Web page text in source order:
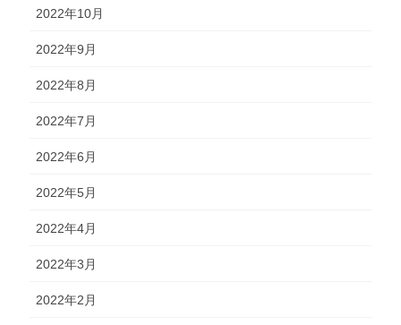
2022年10月
2022年9月
2022年8月
2022年7月
2022年6月
2022年5月
2022年4月
2022年3月
2022年2月